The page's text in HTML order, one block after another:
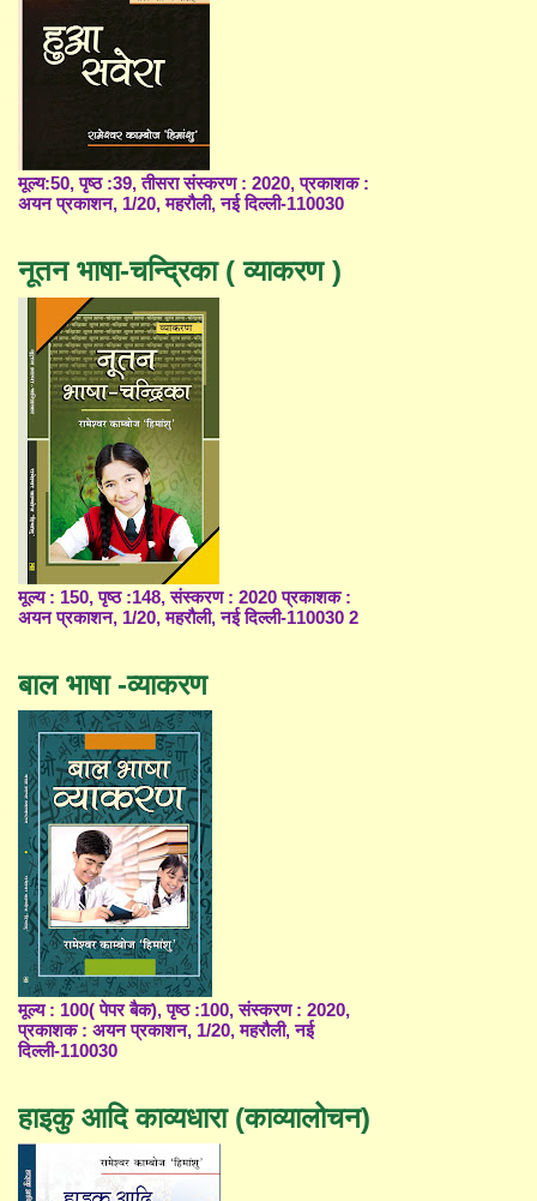
मूल्य:50, पृष्ठ :39, तीसरा संस्करण : 2020, प्रकाशक :
अयन प्रकाशन, 1/20, महरौली, नई दिल्ली-110030
नूतन भाषा-चन्द्रिका ( व्याकरण )
मूल्य : 150, पृष्ठ :148, संस्करण : 2020 प्रकाशक :
अयन प्रकाशन, 1/20, महरौली, नई दिल्ली-110030 2
बाल भाषा -व्याकरण
मूल्य : 100( पेपर बैक), पृष्ठ :100, संस्करण : 2020,
प्रकाशक : अयन प्रकाशन, 1/20, महरौली, नई
दिल्ली-110030
हाइकु आदि काव्यधारा (काव्यालोचन)